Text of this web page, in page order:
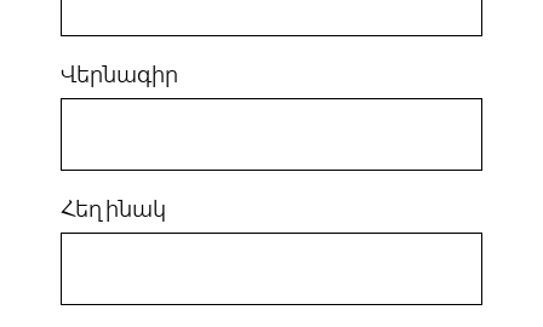
Վերնագիր
Հեղինակ